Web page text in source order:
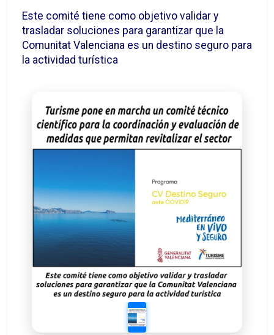
Este comité tiene como objetivo validar y
trasladar soluciones para garantizar que la
Comunitat Valenciana es un destino seguro para
la actividad turística